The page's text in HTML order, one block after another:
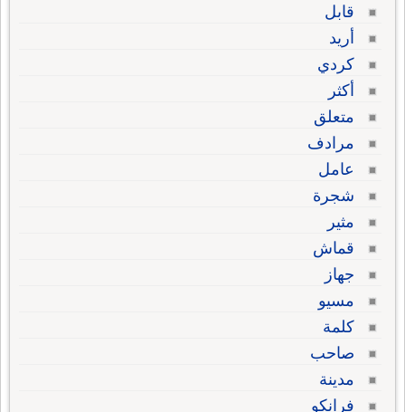
قابل
أريد
كردي
أكثر
متعلق
مرادف
عامل
شجرة
مثير
قماش
جهاز
مسيو
كلمة
صاحب
مدينة
فرانكو